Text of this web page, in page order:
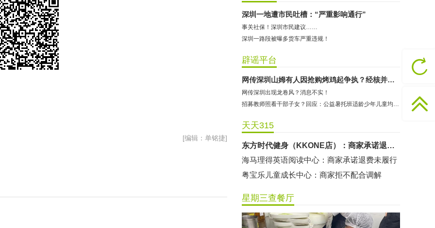
[编辑：单铭捷]
深圳一地遭市民吐槽：“严重影响通行”
事关社保！深圳市民建议……
深圳一路段被曝多货车严重违规！
辟谣平台
网传深圳山姆有人因抢购烤鸡起争执？经核并非发生在深圳
网传深圳出现龙卷风？消息不实！
招募教师照看干部子女？回应：公益暑托班适龄少年儿童均可报名
天天315
哈尔特健身：商家拒不配合调解
预付式消费退款难 深圳市消委会公开谴责力美健华联店
东方时代健身（KKONE店）：商家承诺退费未履行
海马理得英语阅读中心：商家承诺退费未履行
粤宝乐儿童成长中心：商家拒不配合调解
无上悦动健身：商家停业未退费
星期三查餐厅